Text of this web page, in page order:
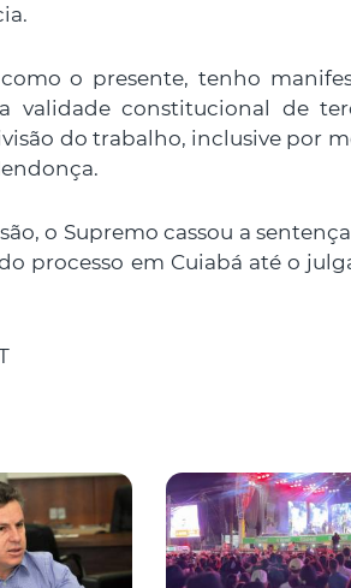
como o presente, tenho
validade constitucional de
do trabalho, inclusive por
o Supremo cassou a
processo em Cuiabá até o